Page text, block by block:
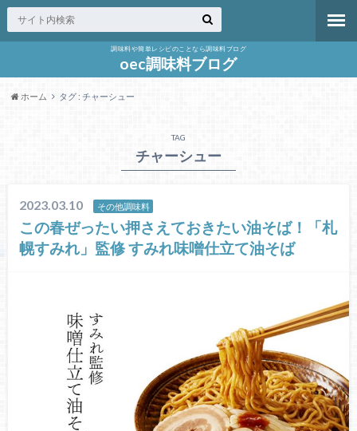
調味料や簡単レシピのことなら調味料ブログ
oec調味料ブログ
ホーム タグ : チャーシュー
TAG
チャーシュー
2023.03.10 その他調味料
この春ぜったい押さえておきたい油そば！「札
幌すみれ」監修 すみれ味噌仕立て油そば